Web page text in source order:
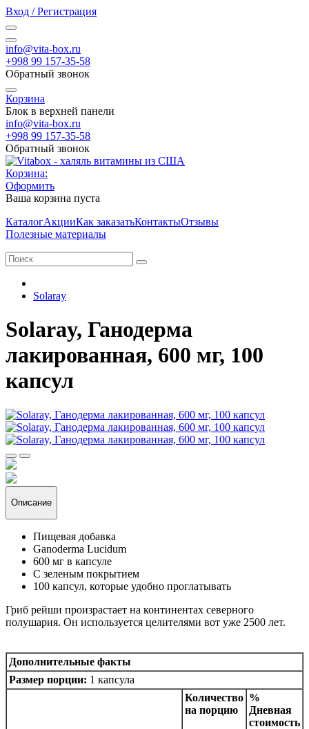
Вход / Регистрация
info@vita-box.ru
+998 99 157-35-58
Обратный звонок
Корзина
Блок в верхней панели
info@vita-box.ru
+998 99 157-35-58
Обратный звонок
Корзина:
Оформить
Ваша корзина пуста
КаталогАкцииКак заказатьКонтактыОтзывы
Полезные материалы
Solaray
Solaray, Ганодерма
лакированная, 600 мг, 100
капсул
Описание
Пищевая добавка
Ganoderma Lucidum
600 мг в капсуле
С зеленым покрытием
100 капсул, которые удобно проглатывать
Гриб рейши произрастает на континентах северного
полушария. Он используется целителями вот уже 2500 лет.
Дополнительные факты
Размер порции: 1 капсула
Количество
на порцию
%
Дневная
стоимость